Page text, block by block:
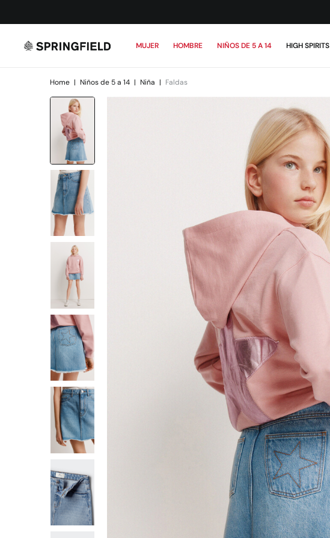
MUJER HOMBRE NIÑOS DE 5 A 14 HIGH SPIRITS
Home | Niños de 5 a 14 | Niña | Faldas